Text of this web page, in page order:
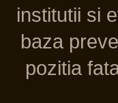
institutii si
baza
pozitia